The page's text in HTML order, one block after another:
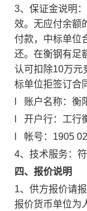
3、保证金说明
效。无应付余额
付款，中标单位
还。在衡钢有足
认可扣除10万元
标单位拒签订合
l 账户名称：衡
l 开户行：工行
l 帐号：1905
4、技术服务：
四、报价说明
1、供方报价请
报价货币单位为